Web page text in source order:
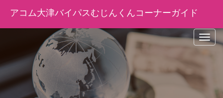
アコム大津バイパスむじんくんコーナーガイド